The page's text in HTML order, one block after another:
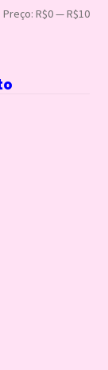
Preço:R$0—R$10